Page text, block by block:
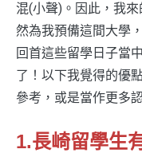
混(小聲)。因此，我
然為我預備這間大學
回首這些留學日子當
了！以下我覺得的優
參考，或是當作更多
1.長崎留學生